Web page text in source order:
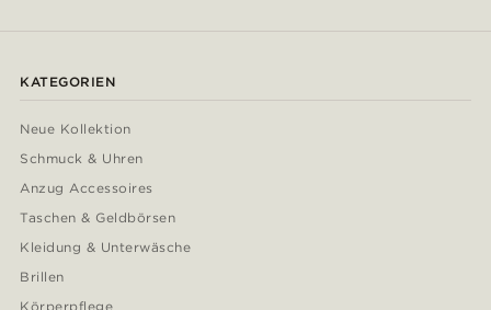
KATEGORIEN
Neue Kollektion
Schmuck & Uhren
Anzug Accessoires
Taschen & Geldbörsen
Kleidung & Unterwäsche
Brillen
Körperpflege